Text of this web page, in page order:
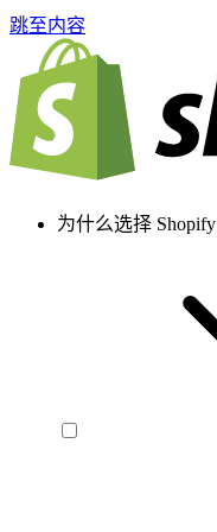
跳至内容
为什么选择 Shopify